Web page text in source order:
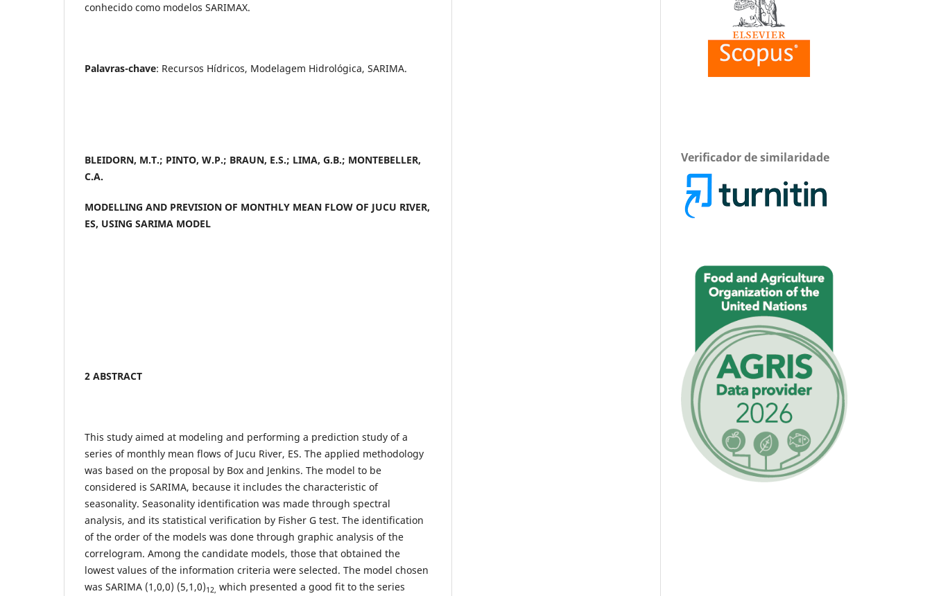
conhecido como modelos SARIMAX.
Palavras-chave: Recursos Hídricos, Modelagem Hidrológica, SARIMA.
BLEIDORN, M.T.; PINTO, W.P.; BRAUN, E.S.; LIMA, G.B.; MONTEBELLER,
C.A.
MODELLING AND PREVISION OF MONTHLY MEAN FLOW OF JUCU RIVER,
ES, USING SARIMA MODEL
2 ABSTRACT
This study aimed at modeling and performing a prediction study of a
series of monthly mean flows of Jucu River, ES. The applied methodology
was based on the proposal by Box and Jenkins. The model to be
considered is SARIMA, because it includes the characteristic of
seasonality. Seasonality identification was made through spectral
analysis, and its statistical verification by Fisher G test. The identification
of the order of the models was done through graphic analysis of the
correlogram. Among the candidate models, those that obtained the
lowest values of the information criteria were selected. The model chosen
was SARIMA (1,0,0) (5,1,0)12, which presented a good fit to the series
Verificador de similaridade